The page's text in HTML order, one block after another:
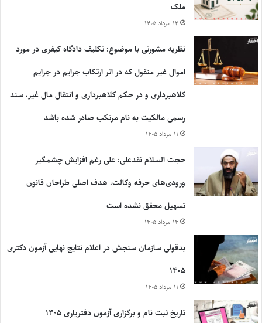
ملک
۱۲ مرداد ۱۴۰۵
نظریه مشورتی با موضوع: تکلیف دادگاه کیفری در مورد
اموال غیر منقول که در اثر ارتکاب جرایم در جرایم
کلاهبرداری و در حکم کلاهبرداری و انتقال مال غیر، سند
رسمی مالکیت به نام مرتکب صادر شده باشد
۱۱ مرداد ۱۴۰۵
حجت السلام نقدعلی: علی رغم افزایش چشمگیر
ورودی‌های حرفه وکالت، هدف اصلی طراحان قانون
تسهیل محقق نشده است
۱۴ مرداد ۱۴۰۵
بدقولی سازمان سنجش در اعلام نتایج نهایی آزمون دکتری
۱۴۰۵
۱۱ مرداد ۱۴۰۵
تاریخ ثبت نام و برگزاری آزمون دفتریاری ۱۴۰۵